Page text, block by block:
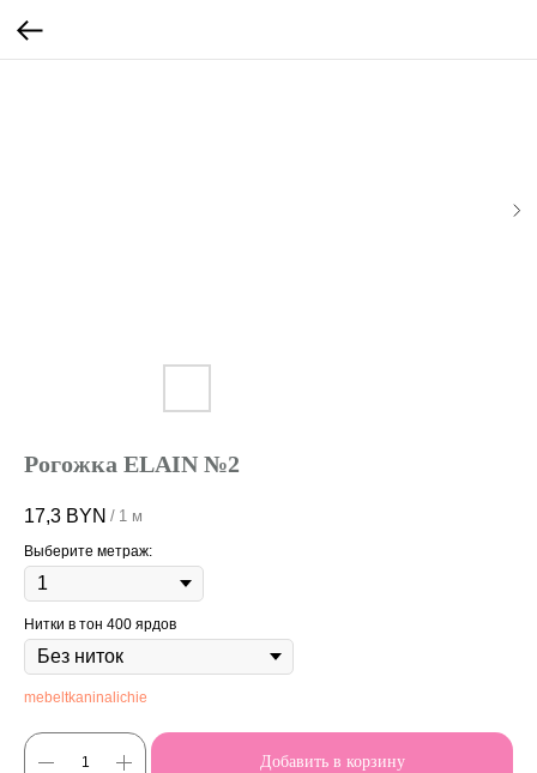
Рогожка ELAIN №2
17,3 BYN / 1 м
Выберите метраж:
Нитки в тон 400 ярдов
mebeltkaninalichie
Добавить в корзину